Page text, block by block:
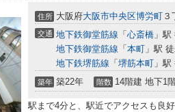
住所 大阪府大阪市中央区博労町 ３
交通 地下鉄御堂筋線 「 心斎橋 」駅
地下鉄御堂筋線 「 本町 」駅
地下鉄堺筋線 「 堺筋本町 」駅
築年 築22年 階数 14階建 地下1
駅まで4分と、駅近でアクセスも良